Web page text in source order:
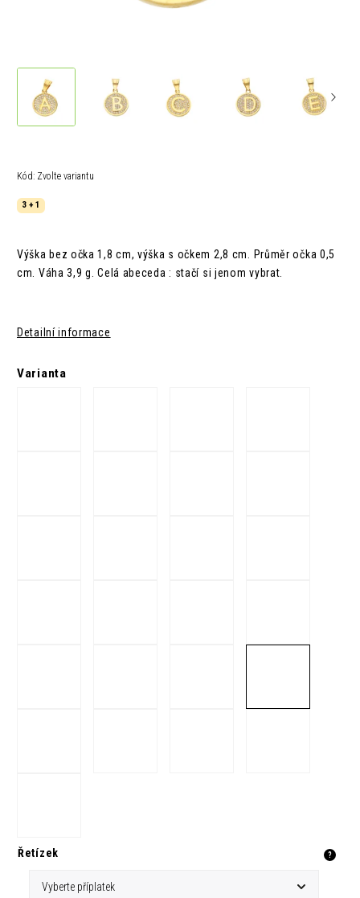
Kód: Zvolte variantu
3 + 1
Výška bez očka 1,8 cm, výška s očkem 2,8 cm. Průměr očka 0,5
cm. Váha 3,9 g. Celá abeceda : stačí si jenom vybrat.
Detailní informace
Varianta
Řetízek ?